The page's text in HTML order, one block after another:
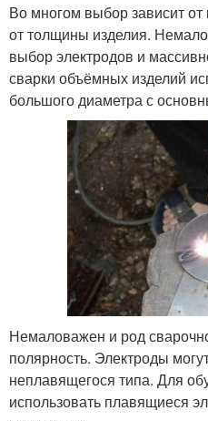
Во многом выбор зависит
от толщины изделия.
выбор электродов и
сварки объёмных изделий
большого диаметра с
Немаловажен и род
полярность. Электроды
неплавящегося типа. Для
использовать плавящиеся